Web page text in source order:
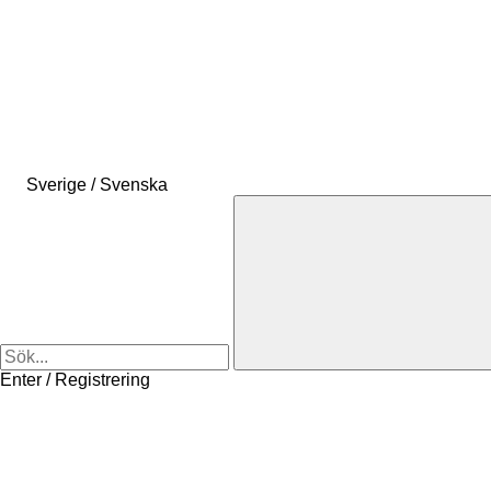
Sverige / Svenska
Enter / Registrering